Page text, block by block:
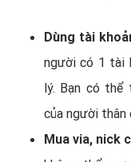
Dùng tài
người có 1 tài
lý. Bạn có thể
của người thân
Mua via, nick